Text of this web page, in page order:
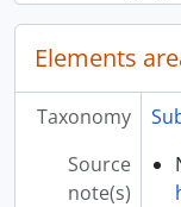
Elements
Taxonomy
Source
note(s)